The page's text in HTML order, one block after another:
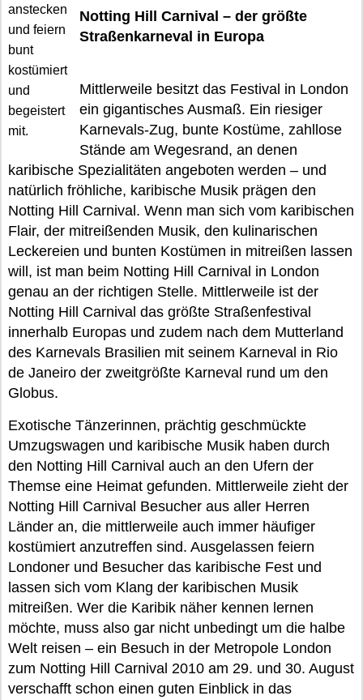
anstecken
und feiern
bunt
kostümiert
und
begeistert
mit.
Notting Hill Carnival – der größte
Straßenkarneval in Europa
Mittlerweile besitzt das Festival in London
ein gigantisches Ausmaß. Ein riesiger
Karnevals-Zug, bunte Kostüme, zahllose
Stände am Wegesrand, an denen
karibische Spezialitäten angeboten werden – und
natürlich fröhliche, karibische Musik prägen den
Notting Hill Carnival. Wenn man sich vom karibischen
Flair, der mitreißenden Musik, den kulinarischen
Leckereien und bunten Kostümen in mitreißen lassen
will, ist man beim Notting Hill Carnival in London
genau an der richtigen Stelle. Mittlerweile ist der
Notting Hill Carnival das größte Straßenfestival
innerhalb Europas und zudem nach dem Mutterland
des Karnevals Brasilien mit seinem Karneval in Rio
de Janeiro der zweitgrößte Karneval rund um den
Globus.
Exotische Tänzerinnen, prächtig geschmückte
Umzugswagen und karibische Musik haben durch
den Notting Hill Carnival auch an den Ufern der
Themse eine Heimat gefunden. Mittlerweile zieht der
Notting Hill Carnival Besucher aus aller Herren
Länder an, die mittlerweile auch immer häufiger
kostümiert anzutreffen sind. Ausgelassen feiern
Londoner und Besucher das karibische Fest und
lassen sich vom Klang der karibischen Musik
mitreißen. Wer die Karibik näher kennen lernen
möchte, muss also gar nicht unbedingt um die halbe
Welt reisen – ein Besuch in der Metropole London
zum Notting Hill Carnival 2010 am 29. und 30. August
verschafft schon einen guten Einblick in das